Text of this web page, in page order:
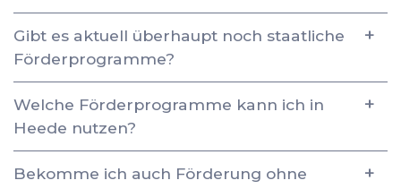
Gibt es aktuell überhaupt noch staatliche
Förderprogramme?
Welche Förderprogramme kann ich in
Heede nutzen?
Bekomme ich auch Förderung ohne